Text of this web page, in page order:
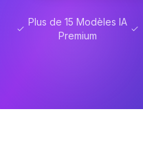
Plus de 15 Modèles IA
Premium